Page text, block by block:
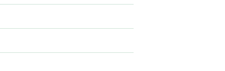
Dokumente abrufen